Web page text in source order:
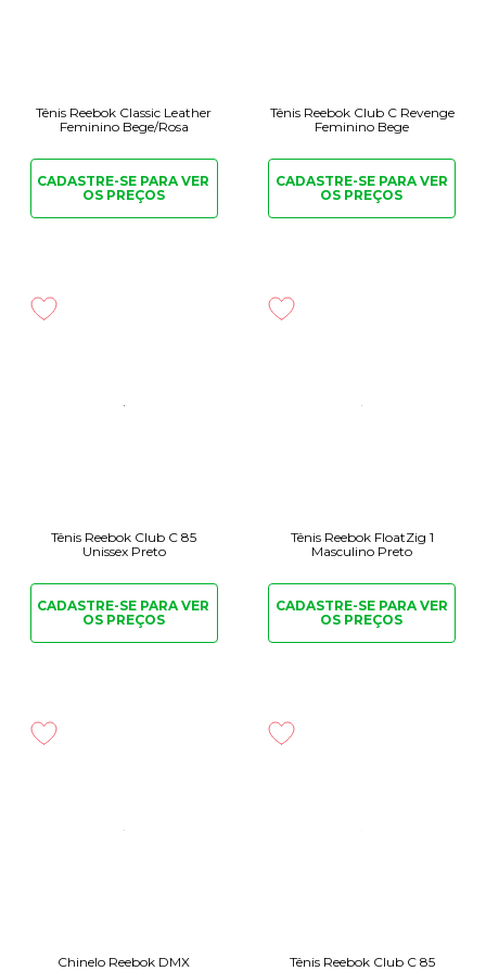
Tênis Reebok Classic Leather
Feminino Bege/Rosa
CADASTRE-SE PARAVER
OS PREÇOS
Tênis Reebok Club C Revenge
Feminino Bege
CADASTRE-SE PARAVER
OS PREÇOS
Tênis Reebok Club C 85
Unissex Preto
CADASTRE-SE PARAVER
OS PREÇOS
Tênis Reebok FloatZig 1
Masculino Preto
CADASTRE-SE PARAVER
OS PREÇOS
Chinelo Reebok DMX
Tênis Reebok Club C 85